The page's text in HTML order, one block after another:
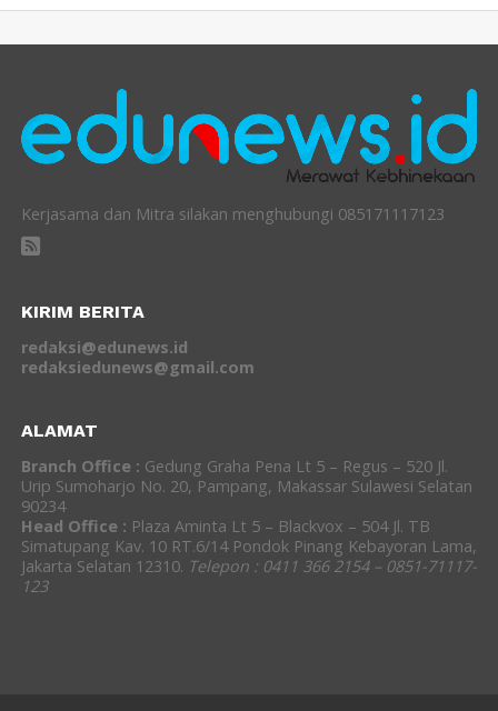
Kerjasama dan Mitra silakan menghubungi 085171117123
KIRIM BERITA
redaksi@edunews.id
redaksiedunews@gmail.com
ALAMAT
Branch Office : Gedung Graha Pena Lt 5 – Regus – 520 Jl.
Urip Sumoharjo No. 20, Pampang, Makassar Sulawesi Selatan
90234
Head Office : Plaza Aminta Lt 5 – Blackvox – 504 Jl. TB
Simatupang Kav. 10 RT.6/14 Pondok Pinang Kebayoran Lama,
Jakarta Selatan 12310. Telepon : 0411 366 2154 – 0851-71117-
123